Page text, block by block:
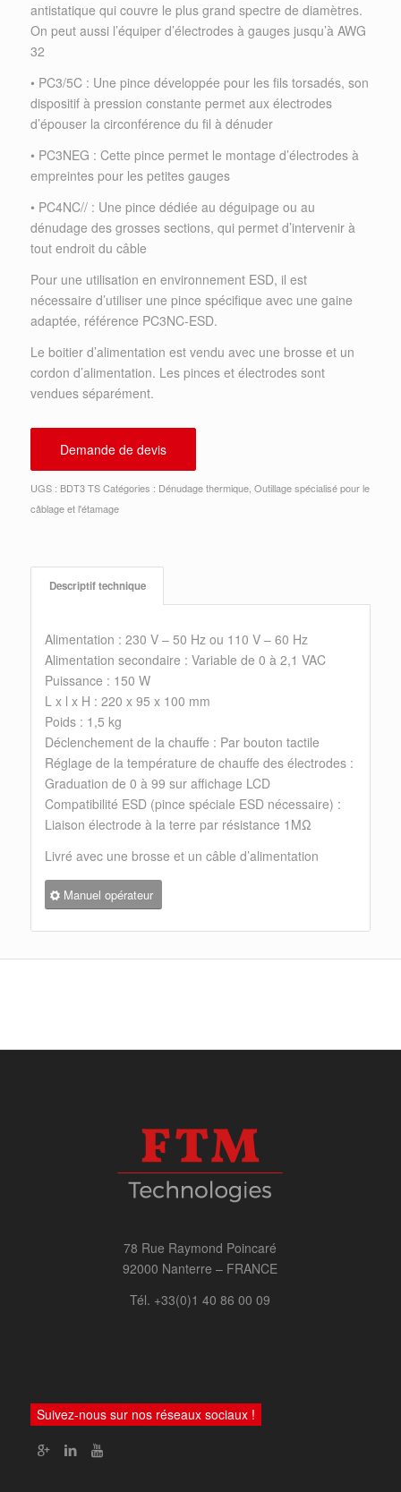
antistatique qui couvre le plus grand spectre de diamètres.
On peut aussi l’équiper d’électrodes à gauges jusqu’à AWG
32
• PC3/5C : Une pince développée pour les fils torsadés, son
dispositif à pression constante permet aux électrodes
d’épouser la circonférence du fil à dénuder
• PC3NEG : Cette pince permet le montage d’électrodes à
empreintes pour les petites gauges
• PC4NC// : Une pince dédiée au déguipage ou au
dénudage des grosses sections, qui permet d’intervenir à
tout endroit du câble
Pour une utilisation en environnement ESD, il est
nécessaire d’utiliser une pince spécifique avec une gaine
adaptée, référence PC3NC-ESD.
Le boitier d’alimentation est vendu avec une brosse et un
cordon d’alimentation. Les pinces et électrodes sont
vendues séparément.
Demande de devis
UGS : BDT3 TS Catégories : Dénudage thermique, Outillage spécialisé pour le
câblage et l'étamage
Descriptif technique
Alimentation : 230 V – 50 Hz ou 110 V – 60 Hz
Alimentation secondaire : Variable de 0 à 2,1 VAC
Puissance : 150 W
L x l x H : 220 x 95 x 100 mm
Poids : 1,5 kg
Déclenchement de la chauffe : Par bouton tactile
Réglage de la température de chauffe des électrodes :
Graduation de 0 à 99 sur affichage LCD
Compatibilité ESD (pince spéciale ESD nécessaire) :
Liaison électrode à la terre par résistance 1MΩ
Livré avec une brosse et un câble d’alimentation
Manuel opérateur
78 Rue Raymond Poincaré
92000 Nanterre – FRANCE
Tél. +33(0)1 40 86 00 09
Suivez-nous sur nos réseaux sociaux !